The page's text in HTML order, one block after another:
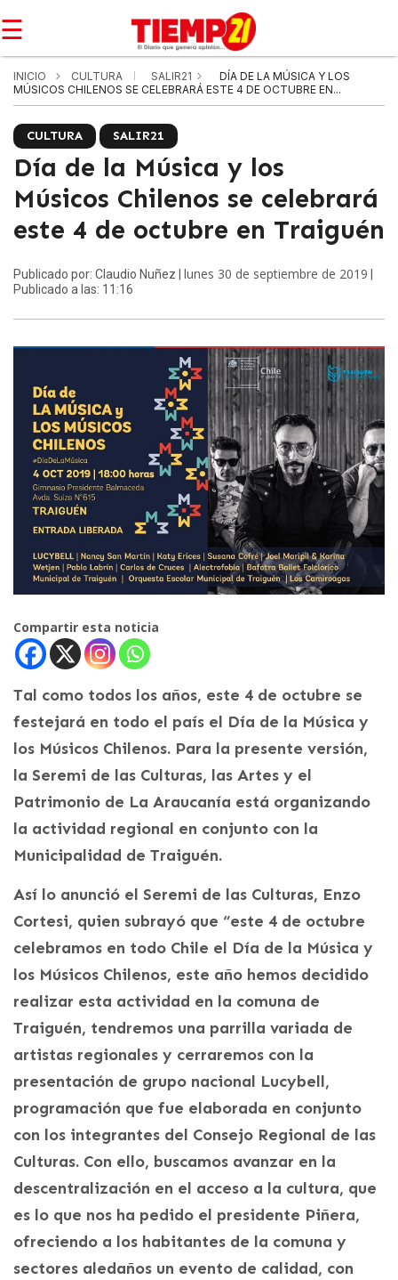
☰
INICIO CULTURA SALIR21
DÍA DE LA MÚSICA Y LOS
MÚSICOS CHILENOS SE CELEBRARÁ ESTE 4 DE OCTUBRE EN...
CULTURA SALIR21
Día de la Música y los
Músicos Chilenos se celebrará
este 4 de octubre en Traiguén
Publicado por: Claudio Nuñez | lunes 30 de septiembre de 2019
Publicado a las: 11:16
Compartir esta noticia
Tal como todos los años, este 4 de octubre se
festejará en todo el país el Día de la Música y
los Músicos Chilenos. Para la presente versión,
la Seremi de las Culturas, las Artes y el
Patrimonio de La Araucanía está organizando
la actividad regional en conjunto con la
Municipalidad de Traiguén.
Así lo anunció el Seremi de las Culturas, Enzo
Cortesi, quien subrayó que “este 4 de octubre
celebramos en todo Chile el Día de la Música y
los Músicos Chilenos, este año hemos decidido
realizar esta actividad en la comuna de
Traiguén, tendremos una parrilla variada de
artistas regionales y cerraremos con la
presentación de grupo nacional Lucybell,
programación que fue elaborada en conjunto
con los integrantes del Consejo Regional de las
Culturas. Con ello, buscamos avanzar en la
descentralización en el acceso a la cultura, que
es lo que nos ha pedido el presidente Piñera,
ofreciendo a los habitantes de la comuna y
sectores aledaños un evento de calidad, con